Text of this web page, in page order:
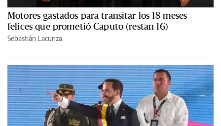
Motores gastados para transitar los 18 meses
felices que prometió Caputo (restan 16)
Sebastián Lacunza